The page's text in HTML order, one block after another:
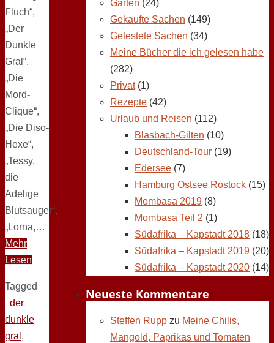
Fluch“,
„Der
Dunkle
Gral“,
„Die
Mord-
Clique“,
„Die Diso-
Hexe“,
„Tessy,
die
Adelige
Blutsauger“,
„Lorna,…
Mehr
Lesen
Tagged
der
dunkle
gral ,
Garten (24)
Gekaufte Sachen (149)
Getestete Sachen (34)
Meine Bücher die ich gelesen habe
(282)
Privat(1)
Rezepte (42)
Urlaub und Reisen (112)
Blasbach-Gilten (10)
Deutschland-Tour (19)
Edersee (7)
Hamburg Ostsee Rostock (15)
Mombasa 2019 (8)
Mombasa Teil 2 (1)
Südafrika – Kapstadt 2018 (18)
Südafrika – Kapstadt 2019 (20)
Südafrika – Kapstadt 2020 (14)
Neueste Kommentare
Steffen Rupp zu Meine Chilis,
Mangold, Paprikas und Tomaten